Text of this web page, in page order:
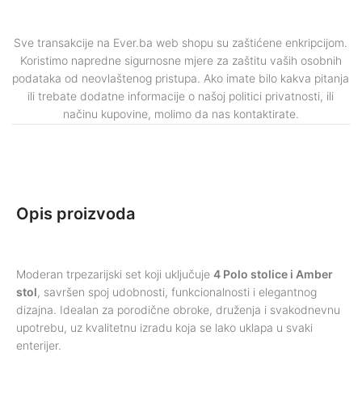
Sve transakcije na Ever.ba web shopu su zaštićene enkripcijom.
Koristimo napredne sigurnosne mjere za zaštitu vaših osobnih
podataka od neovlaštenog pristupa. Ako imate bilo kakva pitanja
ili trebate dodatne informacije o našoj politici privatnosti, ili
načinu kupovine, molimo da nas kontaktirate.
Opis proizvoda
Moderan trpezarijski set koji uključuje 4 Polo stolice i Amber
stol, savršen spoj udobnosti, funkcionalnosti i elegantnog
dizajna. Idealan za porodične obroke, druženja i svakodnevnu
upotrebu, uz kvalitetnu izradu koja se lako uklapa u svaki
enterijer.